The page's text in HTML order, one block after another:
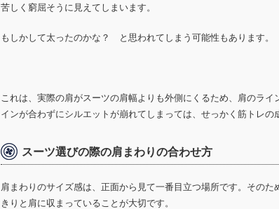
苦しく窮屈そうに見えてしまいます。
もしかして太ったのかな？ と思われてしまう可能性もあります。
これは、実際の肩がスーツの肩幅よりも外側にくるため、肩のラ
インが合わずにシルエットが崩れてしまっては、せっかく筋トレの
スーツ選びの際の肩まわりの合わせ方
肩まわりのサイズ感は、正面から見て一番目立つ場所です。その
きりと肩に収まっていることが大切です。